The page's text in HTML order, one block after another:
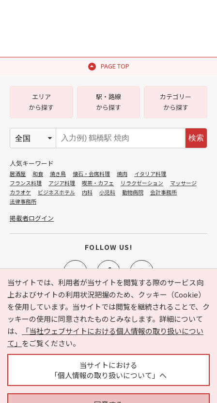
PAGE TOP
当サイトでは、利用者が当サイトを閲覧する際のサービス向
上およびサイトの利用状況把握のため、クッキー（Cookie）
を使用しています。当サイトでは閲覧を継続されることで、ク
ッキーの使用に同意されたものとみなします。詳細について
は、
「当社ウェブサイトにおける個人情報の取り扱いについ
て」 をご覧ください。
当サイトにおける
「個人情報の取り扱いについて」へ
e-NAVITA（イーナビタ）とは？ お気に入り
ヘルプ
利用規約
個人情報の取り扱いについて
運営会社
サイトマップ
広告掲載に関するお問い合わせ
エリア
から探す
駅・路線
から探す
カテゴリー
から探す
検索
人気キーワード
居酒屋 和食 焼き鳥 懐石・会席料理 焼肉
イタリア料理
フランス料理
アジア料理 喫茶・カフェ リラクゼーション
マッサージ
カラオケ
ビジネスホテル 内科 小児科 動物病院
会計事務所
法律事務所
掲載者ログイン
FOLLOW US!